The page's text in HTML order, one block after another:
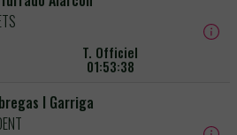
T. Officiel
01:53:38
I Garriga